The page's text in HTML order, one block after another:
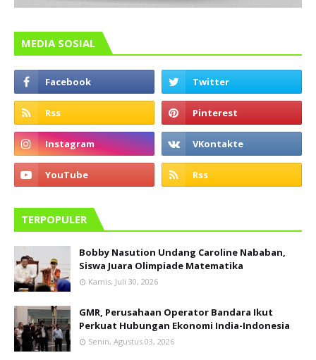
MEDIA SOSIAL
TERPOPULER
Bobby Nasution Undang Caroline Nababan,
Siswa Juara Olimpiade Matematika
Kamis, Juli 30, 2026
GMR, Perusahaan Operator Bandara Ikut
Perkuat Hubungan Ekonomi India-Indonesia
Senin, Agustus 03, 2026